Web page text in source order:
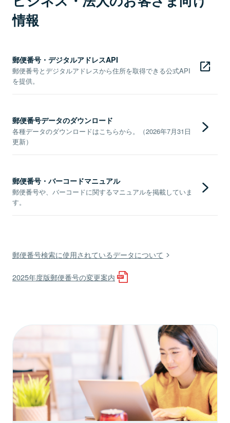
情報
郵便番号・デジタルアドレスAPI
郵便番号とデジタルアドレスから住所を取得できる公式API
を提供。
郵便番号データのダウンロード
各種データのダウンロードはこちらから。（2026年7月31日
更新）
郵便番号・バーコードマニュアル
郵便番号や、バーコードに関するマニュアルを掲載していま
す。
郵便番号検索に使用されているデータについて
2025年度版郵便番号の変更案内